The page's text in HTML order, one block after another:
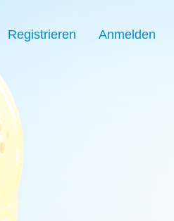
Registrieren Anmelden